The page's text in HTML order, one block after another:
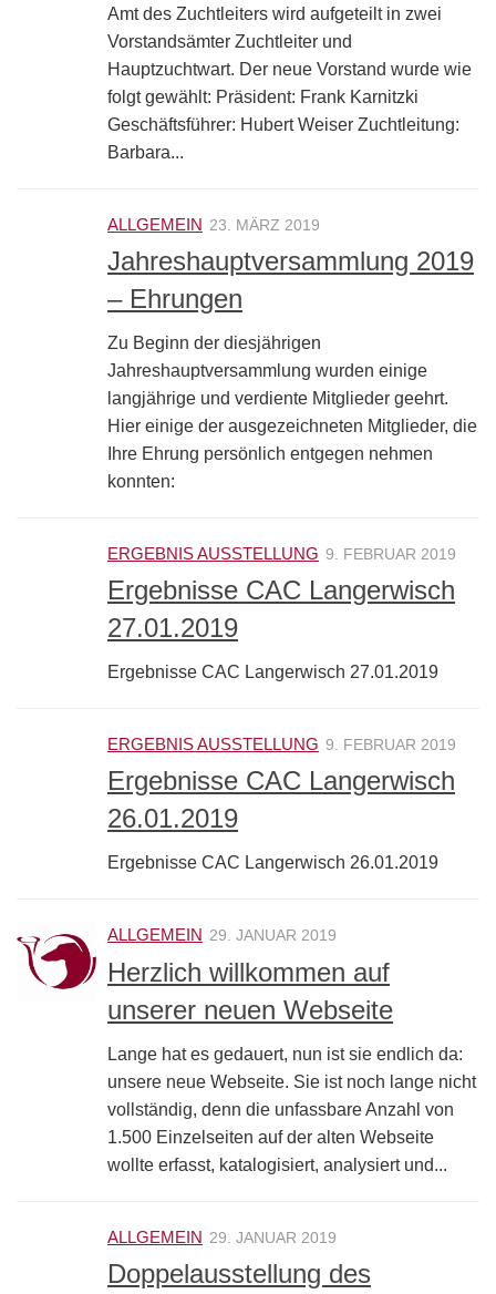
Amt des Zuchtleiters wird aufgeteilt in zwei
Vorstandsämter Zuchtleiter und
Hauptzuchtwart. Der neue Vorstand wurde wie
folgt gewählt: Präsident: Frank Karnitzki
Geschäftsführer: Hubert Weiser Zuchtleitung:
Barbara...
ALLGEMEIN 23. MÄRZ 2019
Jahreshauptversammlung 2019
– Ehrungen
Zu Beginn der diesjährigen
Jahreshauptversammlung wurden einige
langjährige und verdiente Mitglieder geehrt.
Hier einige der ausgezeichneten Mitglieder, die
Ihre Ehrung persönlich entgegen nehmen
konnten:
ERGEBNIS AUSSTELLUNG 9. FEBRUAR 2019
Ergebnisse CAC Langerwisch
27.01.2019
Ergebnisse CAC Langerwisch 27.01.2019
ERGEBNIS AUSSTELLUNG 9. FEBRUAR 2019
Ergebnisse CAC Langerwisch
26.01.2019
Ergebnisse CAC Langerwisch 26.01.2019
ALLGEMEIN 29. JANUAR 2019
Herzlich willkommen auf
unserer neuen Webseite
Lange hat es gedauert, nun ist sie endlich da:
unsere neue Webseite. Sie ist noch lange nicht
vollständig, denn die unfassbare Anzahl von
1.500 Einzelseiten auf der alten Webseite
wollte erfasst, katalogisiert, analysiert und...
ALLGEMEIN 29. JANUAR 2019
Doppelausstellung des